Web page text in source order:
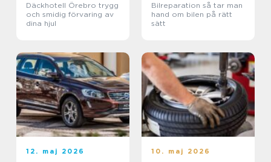
Däckhotell Örebro trygg
och smidig förvaring av
dina hjul
Bilreparation så tar man
hand om bilen på rätt
sätt
12. maj 2026 10. maj 2026